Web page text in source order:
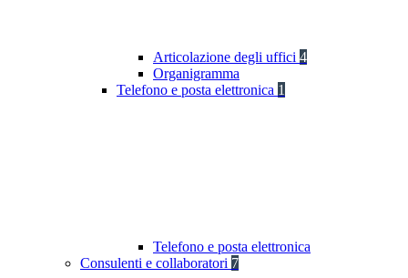
Articolazione degli uffici 4
Organigramma
Telefono e posta elettronica 1
Telefono e posta elettronica
Consulenti e collaboratori 7